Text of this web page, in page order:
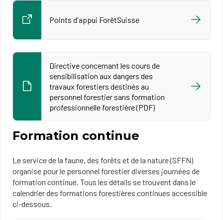
Points d'appui ForêtSuisse
Directive concernant les cours de
sensibilisation aux dangers des
travaux forestiers destinés au
personnel forestier sans formation
professionnelle forestière (PDF)
Formation continue
Le service de la faune, des forêts et de la nature (SFFN)
organise pour le personnel forestier diverses journées de
formation continue. Tous les détails se trouvent dans le
calendrier des formations forestières continues accessible
ci-dessous.